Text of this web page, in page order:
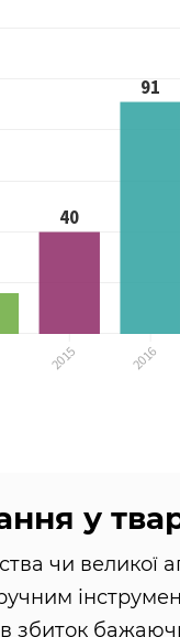
у
чи великої
збиток